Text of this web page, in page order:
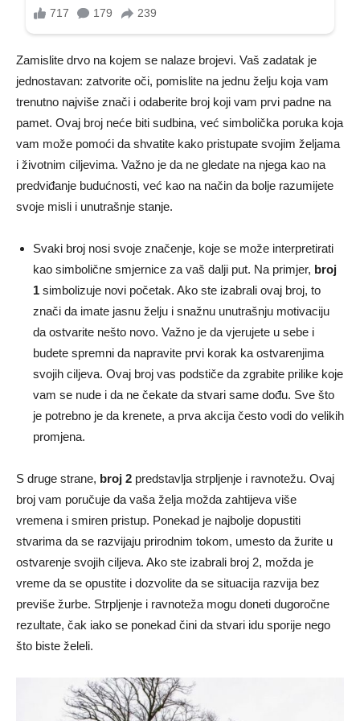
Zamislite drvo na kojem se nalaze brojevi. Vaš zadatak je
jednostavan: zatvorite oči, pomislite na jednu želju koja vam
trenutno najviše znači i odaberite broj koji vam prvi padne na
pamet. Ovaj broj neće biti sudbina, već simbolička poruka koja
vam može pomoći da shvatite kako pristupate svojim željama
i životnim ciljevima. Važno je da ne gledate na njega kao na
predviđanje budućnosti, već kao na način da bolje razumijete
svoje misli i unutrašnje stanje.
Svaki broj nosi svoje značenje, koje se može interpretirati
kao simbolične smjernice za vaš dalji put. Na primjer, broj
1 simbolizuje novi početak. Ako ste izabrali ovaj broj, to
znači da imate jasnu želju i snažnu unutrašnju motivaciju
da ostvarite nešto novo. Važno je da vjerujete u sebe i
budete spremni da napravite prvi korak ka ostvarenjima
svojih ciljeva. Ovaj broj vas podstiče da zgrabite prilike koje
vam se nude i da ne čekate da stvari same dođu. Sve što
je potrebno je da krenete, a prva akcija često vodi do velikih
promjena.
S druge strane, broj 2 predstavlja strpljenje i ravnotežu. Ovaj
broj vam poručuje da vaša želja možda zahtijeva više
vremena i smiren pristup. Ponekad je najbolje dopustiti
stvarima da se razvijaju prirodnim tokom, umesto da žurite u
ostvarenje svojih ciljeva. Ako ste izabrali broj 2, možda je
vreme da se opustite i dozvolite da se situacija razvija bez
previše žurbe. Strpljenje i ravnoteža mogu doneti dugoročne
rezultate, čak iako se ponekad čini da stvari idu sporije nego
što biste želeli.